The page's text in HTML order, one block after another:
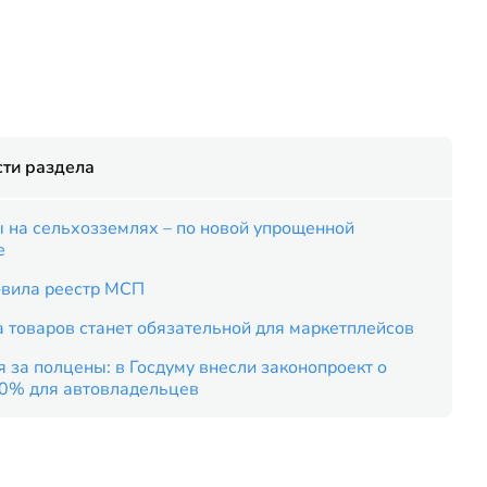
раздела
на сельхозземлях – по новой упрощенной
реестр МСП
товаров станет обязательной для маркетплейсов
за полцены: в Госдуму внесли законопроект о
для автовладельцев